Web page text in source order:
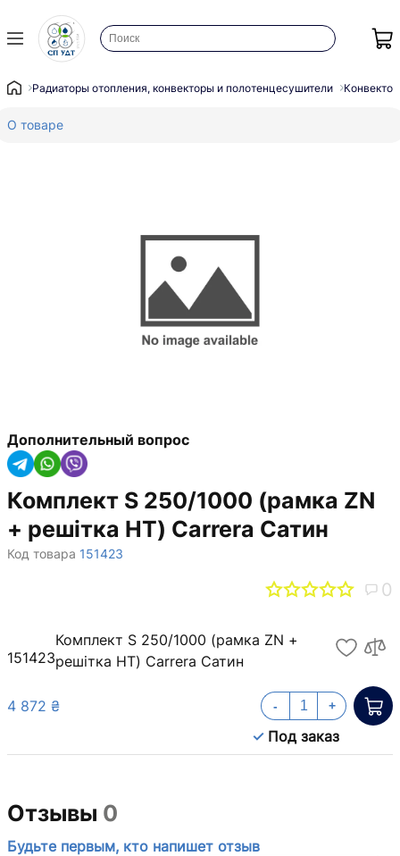
Радиаторы отопления, конвекторы и полотенцесушители
О товаре
Дополнительный вопрос
Комплект S 250/1000 (рамка ZN
+ решітка НТ) Carrera Сатин
Код товара 151423
0
151423
Комплект S 250/1000 (рамка ZN +
решітка НТ) Carrera Сатин
4 872 ₴
Под заказ
- +
Отзывы 0
Будьте первым, кто напишет отзыв